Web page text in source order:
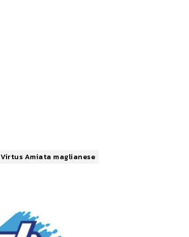
Virtus Amiata maglianese